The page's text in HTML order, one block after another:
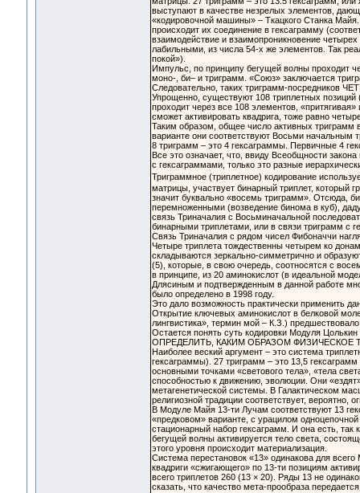
выступают в качестве незрелых элементов,
«кодировочной машины» – Ткацкого Станка
происходит их соединение в гексаграмму
взаимодействие и взаимопроникновение
лабильными, из числа 54-х же элементов. Так
покой»).
Импульс, по принципу бегущей волны проходит
моно-, би– и триграмм. «Союз» заключается
Следовательно, таких триграмм-посредников
Упрощенно, существуют 108 триплетных
проходит через все 108 элементов,
сможет активировать квадрига, тоже равно
Таким образом, общее число активных триграмм
варианте они соответствуют Восьми
8 триграмм – это 4 гексаграммы. Первичные 4
Все это означает, что, ввиду Всеобщности
с гексаграммами, только это разные
Триграммное (триплетное) кодирование
матрицы, участвует бинарный триплет, который
значит буквально «восемь триграмм». Отсюда,
перемноженными (возведение бинома в куб),
связь Триначалия с Восьминачальной
бинарными триплетами, или в связи триграмм с
Связь Триначалия с рядом чисел Фибоначчи
Четыре триплета тождественны четырем ко
складываются зеркально-симметрично и
(5), которые, в свою очередь, соотносятся с
в принципе, из 20 аминокислот (в идеальной
Длясиным и подтвержденным в данной работе
было определено в 1998 году.
Это дало возможность практически применить
Открытие ключевых аминокислот в белковой
лингвистика», термин мой – К.З.)
Остается понять суть кодировки Модуля
ОПРЕДЕЛИТЬ, КАКИМ ОБРАЗОМ ФИЗИЧЕСКОЕ
Наиболее веский аргумент – это система
гексаграммы). 27 триграмм – это 13,5
основными точками «светового тела», «тела
способностью к движению, эволюции. Они
метагенетической системы. В Галактическом
религиозной традиции соответствует, вероятно,
В Модуле Майя 13-ти Лучам соответствуют 13
«предковом» варианте, с урацилом
стационарный набор гексаграмм. И она есть, так
бегущей волны активируется тело света,
этого уровня происходит материализация.
Система перестановок «13» одинакова для
квадриги «сжигающего» по 13-ти позициям
всего триплетов 260 (13 × 20). Ряды 13 не
сказать, что качество мета-прообраза